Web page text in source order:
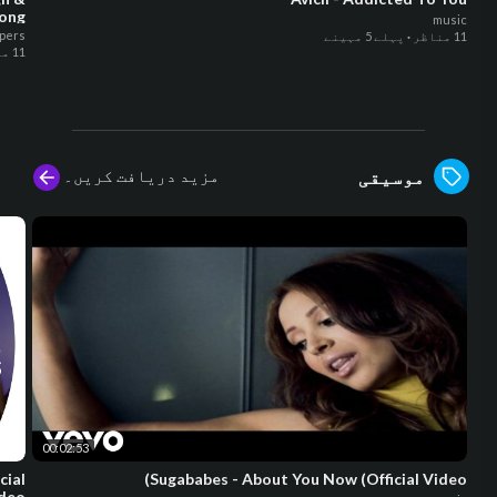
11 مناظر
music
11 مناظر
· پہلے 5 مہینے
موسیقی مزید دریافت کریں۔
00:02:53
Sugababes - About You Now (Official Video)